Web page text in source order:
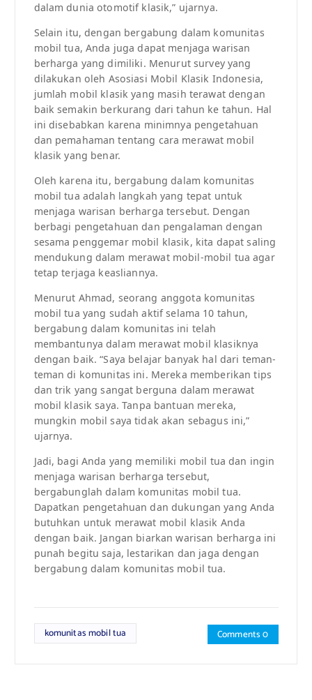
dalam dunia otomotif klasik,” ujarnya.
Selain itu, dengan bergabung dalam komunitas
mobil tua, Anda juga dapat menjaga warisan
berharga yang dimiliki. Menurut survey yang
dilakukan oleh Asosiasi Mobil Klasik Indonesia,
jumlah mobil klasik yang masih terawat dengan
baik semakin berkurang dari tahun ke tahun. Hal
ini disebabkan karena minimnya pengetahuan
dan pemahaman tentang cara merawat mobil
klasik yang benar.
Oleh karena itu, bergabung dalam komunitas
mobil tua adalah langkah yang tepat untuk
menjaga warisan berharga tersebut. Dengan
berbagi pengetahuan dan pengalaman dengan
sesama penggemar mobil klasik, kita dapat saling
mendukung dalam merawat mobil-mobil tua agar
tetap terjaga keasliannya.
Menurut Ahmad, seorang anggota komunitas
mobil tua yang sudah aktif selama 10 tahun,
bergabung dalam komunitas ini telah
membantunya dalam merawat mobil klasiknya
dengan baik. “Saya belajar banyak hal dari teman-
teman di komunitas ini. Mereka memberikan tips
dan trik yang sangat berguna dalam merawat
mobil klasik saya. Tanpa bantuan mereka,
mungkin mobil saya tidak akan sebagus ini,”
ujarnya.
Jadi, bagi Anda yang memiliki mobil tua dan ingin
menjaga warisan berharga tersebut,
bergabunglah dalam komunitas mobil tua.
Dapatkan pengetahuan dan dukungan yang Anda
butuhkan untuk merawat mobil klasik Anda
dengan baik. Jangan biarkan warisan berharga ini
punah begitu saja, lestarikan dan jaga dengan
bergabung dalam komunitas mobil tua.
komunitas mobil tua Comments 0